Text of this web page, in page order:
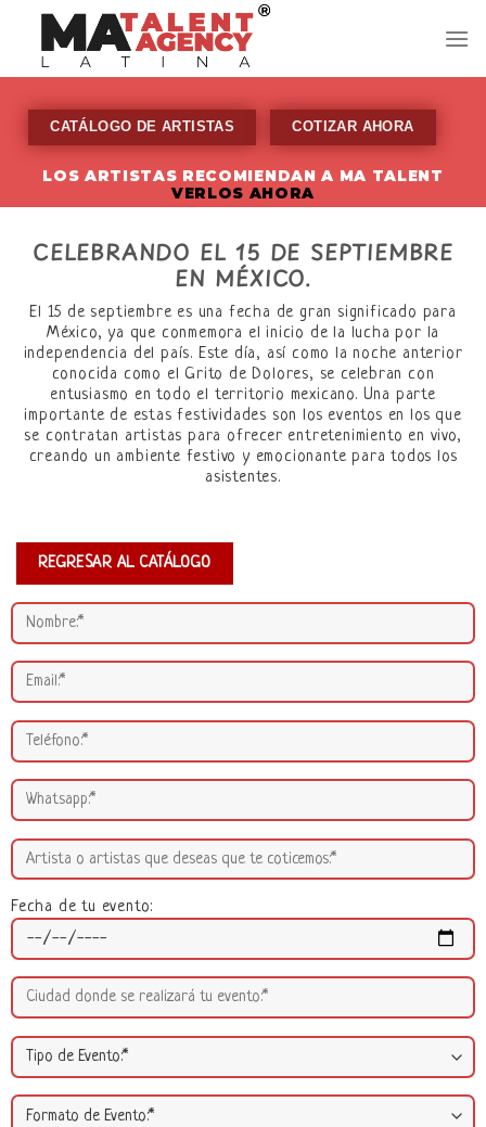
content
CATÁLOGO DE ARTISTAS COTIZAR AHORA
LOS ARTISTAS RECOMIENDAN A MA TALENT
VERLOS AHORA
CELEBRANDO EL 15 DE SEPTIEMBRE
EN MÉXICO.
El 15 de septiembre es una fecha de gran significado para
México, ya que conmemora el inicio de la lucha por la
independencia del país. Este día, así como la noche anterior
conocida como el Grito de Dolores, se celebran con
entusiasmo en todo el territorio mexicano. Una parte
importante de estas festividades son los eventos en los que
se contratan artistas para ofrecer entretenimiento en vivo,
creando un ambiente festivo y emocionante para todos los
asistentes.
REGRESAR AL CATÁLOGO
Fecha de tu evento: